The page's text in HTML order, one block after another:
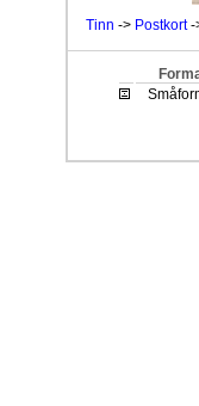
Tinn -> Postkort-